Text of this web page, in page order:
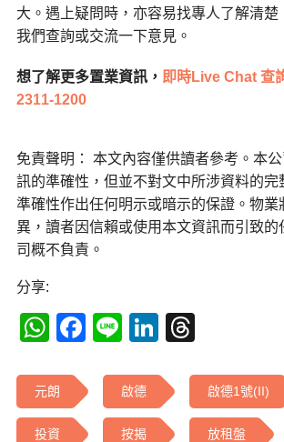
大。遇上疑問時，亦容易找專人了解清楚
我們查詢或交流一下意見。
想了解更多置業資訊， 即時Live Chat 查
2311-1200
免責聲明： 本文內容僅供讀者參考。本
訊的準確性，但並不對文中所涉資料的完
準確性作出任何明示或暗示的保證。物業
異，讀者因信賴或使用本文資訊而引致的
司概不負責。
分享:
WhatsApp
Facebook
LineLinkedIn
元朗 啟德 啟德1號(II)
投資 按揭 放租盤